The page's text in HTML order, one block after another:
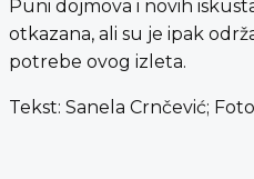
Puni dojmova i novih
otkazana, ali su je ipak
potrebe ovog izleta.
Tekst: Sanela Crnčević;